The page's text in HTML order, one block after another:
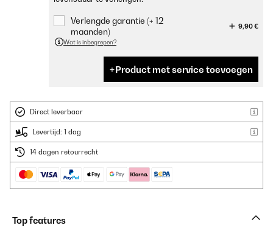
Verlengde garantie (+ 12
maanden)
9,90 €
Wat is inbegrepen?
Product met service toevoegen
Direct leverbaar
Levertijd: 1 dag
14 dagen retourrecht
Top features